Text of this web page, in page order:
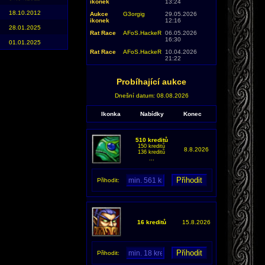
18.10.2012
28.01.2025
01.01.2025
ikonek
13:24
Aukce
ikonek
G3orgig
29.05.2026
12:16
Rat Race
AFoS.HackeR 06.05.2026
16:30
Rat Race
AFoS.HackeR
10.04.2026
21:22
Probíhající aukce
Dnešní datum: 08.08.2026
Ikonka Nabídky Konec
510 kreditů
150 kreditů
136 kreditů
8.8.2026
Přihodit:
16 kreditů 15.8.2026
Přihodit: